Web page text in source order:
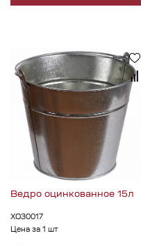
Ведро оцинкованное 15л
ХОЗ0017
Цена за 1 шт